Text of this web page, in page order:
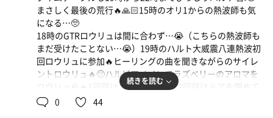
も自分1人の時も😌外気も日が傾くにつれて涼しくなって
気持ちいい☺️✨3時間で合計9セット🔥♨️絞り切って終了❗️😆
湯上がりスペースの無料ドリンクが染み渡る☺️久しぶりの
鹿の湯♨️🦌いつかは泊まってゆっくりしたい♨️☺️
もやられた🔥🔥😱💦
本日の水風呂の水温は7.3℃と16.4℃❄️熱々状態から水風呂
に飛び込むとまさにオアシス❄️😆💦
整い椅子に完全に身を委ねてリラックス状態🪑☺️✨腕のあ
まみも真っ赤❗️😳
1時間程のサ活でバッチリ整ったら本日は猫さんといつも
の串鳥で一緒に乾杯🍻活きた角ハイボールを2人で堪能🍺
😆サウナトークで楽しい時間😆🍻
まさしく最後の荒行🔥🙏🏻15時のオリ1からの熱波師も気
になる…🥺
18時のGTRロウリュは間に合わず…😭（こちらの熱波師も
まだ受けたことない…😭）19時のハルト大威震八連熱波初
回ロウリュに参加🔥ヒーリングの曲を聞きながらのサイレ
ントロウリュ🔥😌ハルビアメインでラズベリーのアロマを
ロウリュ🪨🔥1回目はドアを開けて、2回目はドアを閉めて
アウフグースファンで優しめの熱波🔥☺️温度の変化を楽し
続きを読む
0 44